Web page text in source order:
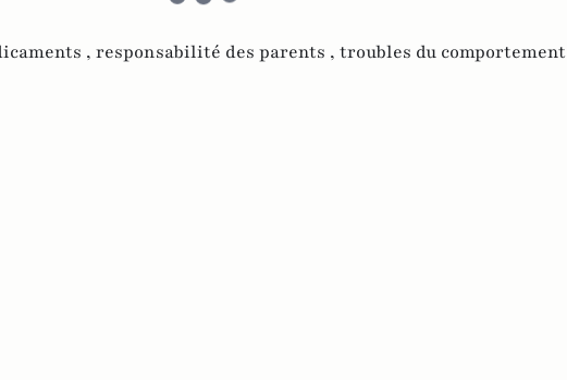
, responsabilité des parents , troubles du comportement